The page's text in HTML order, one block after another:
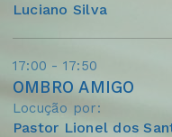
Luciano Silva
17:00 - 17:50
OMBRO AMIGO
Locução por:
Pastor Lionel dos